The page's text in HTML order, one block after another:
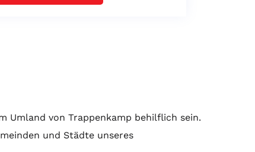
Umland von Trappenkamp behilflich sein.
und Städte unseres